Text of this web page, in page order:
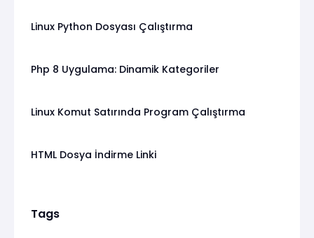
Linux Python Dosyası Çalıştırma
Php 8 Uygulama: Dinamik Kategoriler
Linux Komut Satırında Program Çalıştırma
HTML Dosya İndirme Linki
Tags